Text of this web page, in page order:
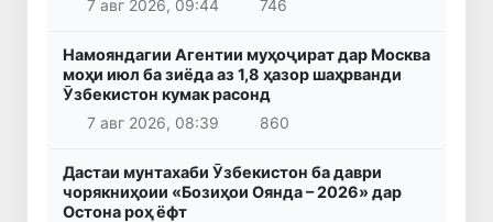
7 авг 2026, 09:44
746
Намояндагии Агентии муҳоҷират дар Москва
моҳи июл ба зиёда аз 1,8 ҳазор шаҳрванди
Ӯзбекистон кумак расонд
7 авг 2026, 08:39
860
Дастаи мунтахаби Ӯзбекистон ба даври
чорякниҳоии «Бозиҳои Оянда – 2026» дар
Остона роҳ ёфт